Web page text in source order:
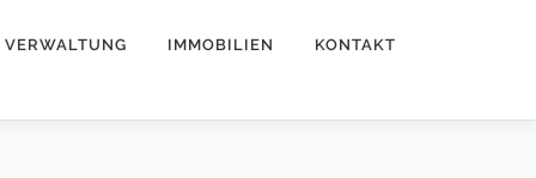
VERWALTUNG IMMOBILIEN KONTAKT